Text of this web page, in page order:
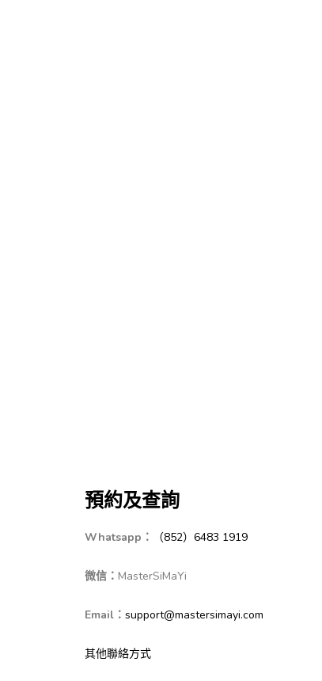
預約及查詢
Whatsapp： （852）6483 1919
微信： MasterSiMaYi
Email： support@mastersimayi.com
其他聯絡方式